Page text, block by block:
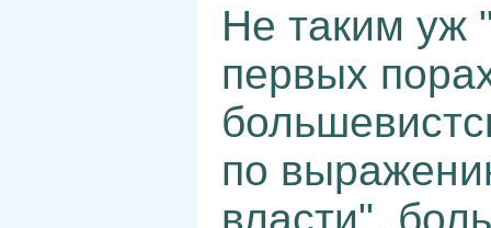
Не таким уж
первых
по
власти",